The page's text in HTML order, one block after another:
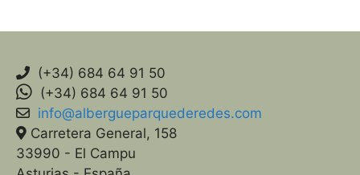
(+34) 684 64 91 50
(+34) 684 64 91 50
info@albergueparquederedes.com
Carretera General, 158
33990 - El Campu